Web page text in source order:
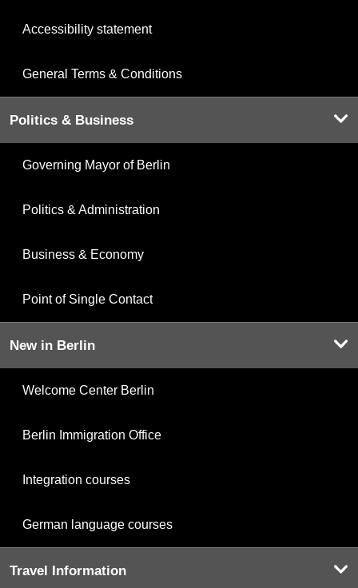
Accessibility statement
General Terms & Conditions
Politics & Business
Governing Mayor of Berlin
Politics & Administration
Business & Economy
Point of Single Contact
New in Berlin
Welcome Center Berlin
Berlin Immigration Office
Integration courses
German language courses
Travel Information